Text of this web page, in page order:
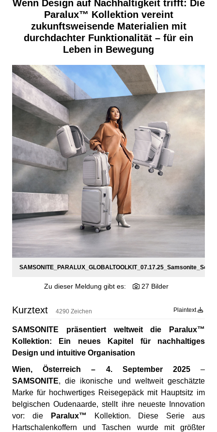
POSTSPORTVEREIN WIEN
MEDIA
PRESSEKONTAKT
Wenn Design auf Nachhaltigkeit trifft: Die
Paralux™ Kollektion vereint
zukunftsweisende Materialien mit
durchdachter Funktionalität – für ein
Leben in Bewegung
Zu dieser Meldung gibt es: 27 Bilder
Kurztext 4290 Zeichen Plaintext
SAMSONITE präsentiert weltweit die Paralux™
Kollektion: Ein neues Kapitel für nachhaltiges
Design und intuitive Organisation
Wien, Österreich – 4. September 2025–
SAMSONITE, die ikonische und weltweit geschätzte
Marke für hochwertiges Reisegepäck mit Hauptsitz im
belgischen Oudenaarde, stellt ihre neueste Innovation
vor: die
Paralux™ Kollektion. Diese Serie aus
Hartschalenkoffern und Taschen wurde mit größter